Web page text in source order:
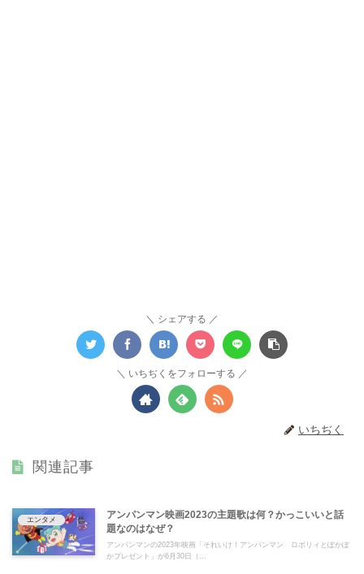
シェアする
いちぢくをフォローする
いちぢく
関連記事
エンタメ
アンパンマン映画2023の主題歌は何？かっこいいと話
題なのはなぜ？
アンパンマンの2023年映画「それいけ！アンパンマン ロボリィとぽかぽ
かプレゼント」が6月30日（...